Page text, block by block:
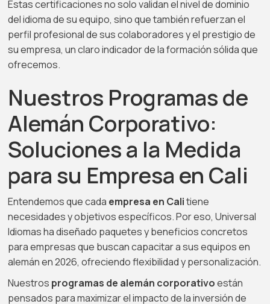
Estas certificaciones no solo validan el nivel de dominio
del idioma de su equipo, sino que también refuerzan el
perfil profesional de sus colaboradores y el prestigio de
su empresa, un claro indicador de la formación sólida que
ofrecemos.
Nuestros Programas de
Alemán Corporativo:
Soluciones a la Medida
para su Empresa en Cali
Entendemos que cada empresa en Calitiene
necesidades y objetivos específicos. Por eso, Universal
Idiomas ha diseñado paquetes y beneficios concretos
para empresas que buscan capacitar a sus equipos en
alemán en 2026, ofreciendo flexibilidad y personalización.
Nuestros programas de alemán corporativoestán
pensados para maximizar el impacto de la inversión de